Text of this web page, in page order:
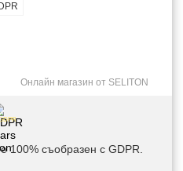
Онлайн магазин от SELITON
100% съобразен с GDPR.